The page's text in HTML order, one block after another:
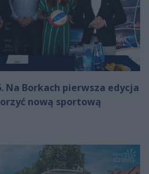
Na Borkach pierwsza edycja
nową sportową